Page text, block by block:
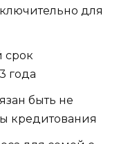
для
срок
года
быть не
кредитования